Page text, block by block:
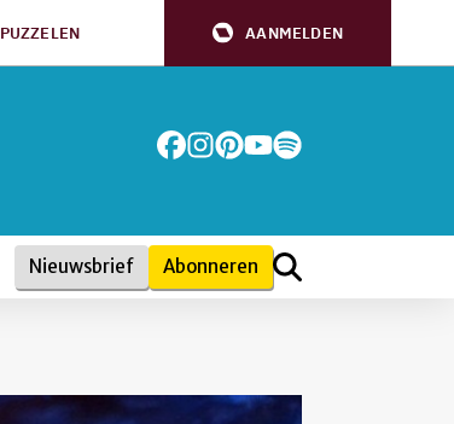
PUZZELEN AANMELDEN
Nieuwsbrief Abonneren